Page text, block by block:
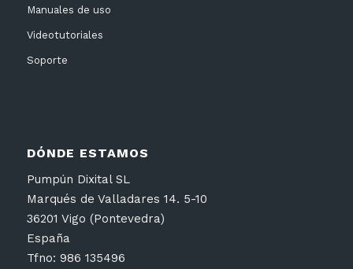
Manuales de uso
Videotutoriales
Soporte
DÓNDE ESTAMOS
Pumpún Dixital SL
Marqués de Valladares 14. 5-10
36201 Vigo (Pontevedra)
España
Tfno: 986 135496